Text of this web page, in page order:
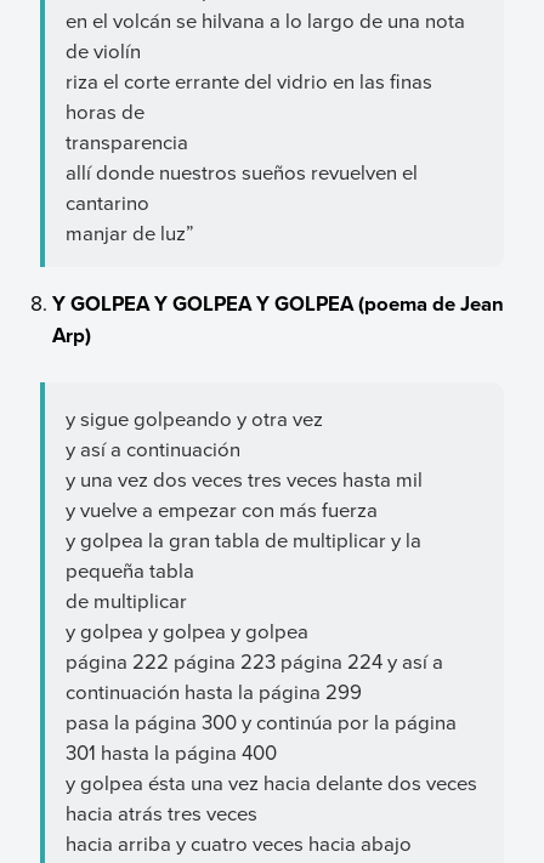
en el volcán se hilvana a lo largo de una nota
de violín
riza el corte errante del vidrio en las finas
horas de
transparencia
allí donde nuestros sueños revuelven el
cantarino
manjar de luz”
Y GOLPEA Y GOLPEA Y GOLPEA (poema de Jean
Arp)
y sigue golpeando y otra vez
y así a continuación
y una vez dos veces tres veces hasta mil
y vuelve a empezar con más fuerza
y golpea la gran tabla de multiplicar y la
pequeña tabla
de multiplicar
y golpea y golpea y golpea
página 222 página 223 página 224 y así a
continuación hasta la página 299
pasa la página 300 y continúa por la página
301 hasta la página 400
y golpea ésta una vez hacia delante dos veces
hacia atrás tres veces
hacia arriba y cuatro veces hacia abajo